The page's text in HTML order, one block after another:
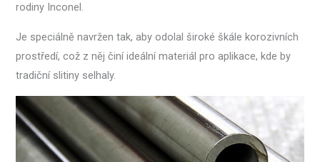
rodiny Inconel.
Je speciálně navržen tak, aby odolal široké škále korozivních
prostředí, což z něj činí ideální materiál pro aplikace, kde by
tradiční slitiny selhaly.